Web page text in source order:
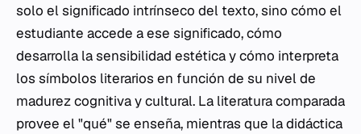
solo el significado intrínseco del texto, sino cómo el
estudiante accede a ese significado, cómo
desarrolla la sensibilidad estética y cómo interpreta
los símbolos literarios en función de su nivel de
madurez cognitiva y cultural. La literatura comparada
provee el "qué" se enseña, mientras que la didáctica